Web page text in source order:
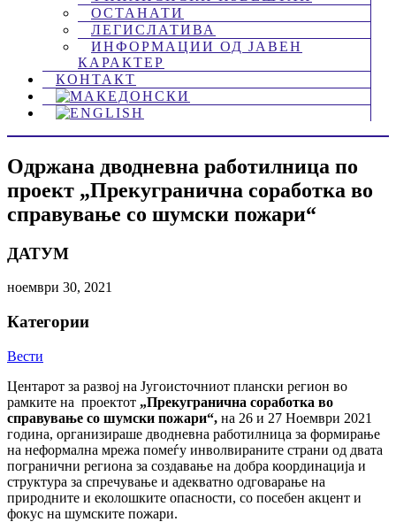
ОСТАНАТИ
ЛЕГИСЛАТИВА
ИНФОРМАЦИИ ОД ЈАВЕН
КАРАКТЕР
КОНТАКТ
Одржана дводневна работилница по
проект „Прекугранична соработка во
справување со шумски пожари“
ДАТУМ
ноември 30, 2021
Категории
Вести
Центарот за развој на Југоисточниот плански регион во
рамките на проектот „Прекугранична соработка во
справување со шумски пожари“, на 26 и 27 Ноември 2021
година, организираше дводневна работилница за формирање
на неформална мрежа помеѓу инволвираните страни од двата
погранични региона за создавање на добра координација и
структура за спречување и адекватно одговарање на
природните и еколошките опасности, со посебен акцент и
фокус на шумските пожари.